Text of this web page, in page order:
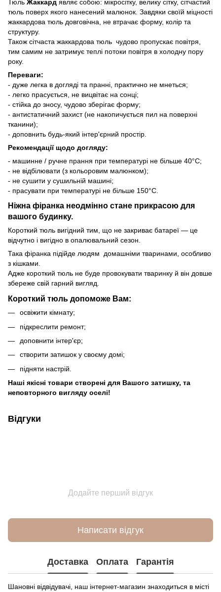
Тюль Жаккард являє собою: мікросітку, велику сітку, сітчастий
тюль поверх якого нанесений малюнок. Завдяки своїй міцності
жаккардова тюль довговічна, не втрачає форму, колір та
структуру.
Також сітчаста жаккардова тюль чудово пропускає повітря,
тим самим не затримує теплі потоки повітря в холодну пору
року.
Переваги:
- дуже легка в догляді та пранні, практично не мнеться;
- легко прасується, не вицвітає на сонці;
- стійка до зносу, чудово зберігає форму;
- антистатичний захист (не накопичується пил на поверхні
тканини);
- доповнить будь-який інтер'єрний простір.
Рекомендації щодо догляду:
- машинне / ручне прання при температурі не більше 40°C;
- не відбілювати (з кольоровим малюнком);
- не сушити у сушильній машині;
- прасувати при температурі не більше 150°C.
Ніжна фіранка неодмінно стане прикрасою для
вашого будинку.
Короткий тюль вигідний тим, що не закриває батареї — це
відчутно і вигідно в опалювальний сезон.
Така фіранка підійде людям домашніми тваринами, особливо
з кішками.
Адже короткий тюль не буде провокувати тваринку й він довше
збереже свій гарний вигляд.
Короткий тюль допоможе Вам:
освіжити кімнату;
підкреслити ремонт;
доповнити інтер'єр;
створити затишок у своєму домі;
підняти настрій.
Наші якісні товари створені для Вашого затишку, та
неповторного вигляду оселі!
Відгуки
Додайте перший відгук
Написати відгук
Доставка Оплата Гарантія
Шановні відвідувачі, наш інтернет-магазин знаходиться в місті